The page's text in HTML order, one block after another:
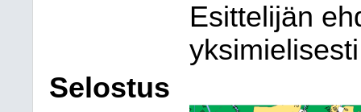
Esittelijän
Selostus